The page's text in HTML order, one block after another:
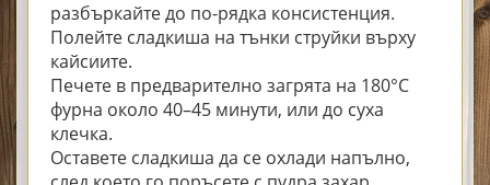
разбъркайте до по-рядка консистенция.
Полейте сладкиша на тънки струйки върху
кайсиите.
Печете в предварително загрята на 180°C
фурна около 40–45 минути, или до суха
клечка.
Оставете сладкиша да се охлади напълно,